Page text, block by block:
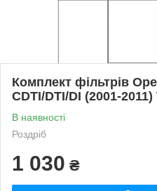
Комплект фільтрів
CDTI/DTI/DI (2001-2011)
В наявності
Роздріб
1 030 ₴